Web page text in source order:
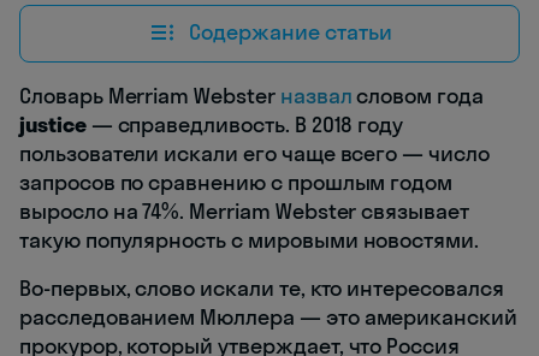
Содержание статьи
Словарь Merriam Webster назвалсловом года
justice— справедливость. В 2018 году
пользователи искали его чаще всего — число
запросов по сравнению с прошлым годом
выросло на 74%. Merriam Webster связывает
такую популярность с мировыми новостями.
Во-первых, слово искали те, кто интересовался
расследованием Мюллера — это американский
прокурор, который утверждает, что Россия